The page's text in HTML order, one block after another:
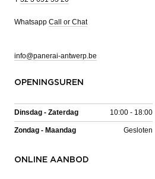
Whatsapp Call or Chat
info@panerai-antwerp.be
OPENINGSUREN
Dinsdag - Zaterdag 10:00 - 18:00
Zondag - Maandag Gesloten
ONLINE AANBOD